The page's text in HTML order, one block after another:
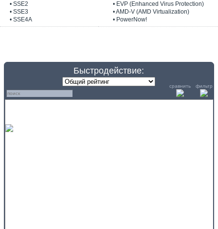
• SSE2
• SSE3
• SSE4A
• EVP (Enhanced Virus Protection)
• AMD-V (AMD Virtualization)
• PowerNow!
Быстродействие:
сравнить фильтр